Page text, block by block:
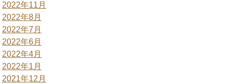
2022年11月
2022年8月
2022年7月
2022年6月
2022年4月
2022年1月
2021年12月